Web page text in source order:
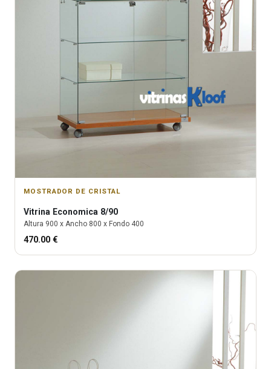
MOSTRADOR DE CRISTAL
Vitrina Economica 8/90
Altura 900 x Ancho 800 x Fondo 400
470.00 €